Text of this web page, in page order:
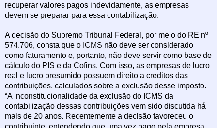
recuperar valores pagos indevidamente, as empresas
devem se preparar para essa contabilização.
A decisão do Supremo Tribunal Federal, por meio do RE nº
574.706, consta que o ICMS não deve ser considerado
como faturamento e, portanto, não deve servir como base de
cálculo do PIS e da Cofins. Com isso, as empresas de lucro
real e lucro presumido possuem direito a créditos das
contribuições, calculados sobre a exclusão desse imposto.
“A inconstitucionalidade da exclusão do ICMS da
contabilização dessas contribuições vem sido discutida há
mais de 20 anos. Recentemente a decisão favoreceu o
contribuinte, entendendo que uma vez pago pela empresa,